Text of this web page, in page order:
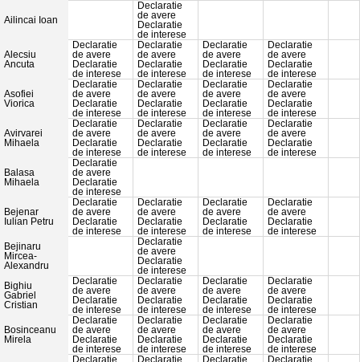
Ailincai Ioan
Declaratie
de avere
Declaratie
de interese
Alecsiu
Ancuta
Declaratie
de avere
Declaratie
de interese
Declaratie
de avere
Declaratie
de interese
Declaratie
de avere
Declaratie
de interese
Declaratie
de avere
Declaratie
de interese
Asofiei
Viorica
Declaratie
de avere
Declaratie
de interese
Declaratie
de avere
Declaratie
de interese
Declaratie
de avere
Declaratie
de interese
Declaratie
de avere
Declaratie
de interese
Avirvarei
Mihaela
Declaratie
de avere
Declaratie
de interese
Declaratie
de avere
Declaratie
de interese
Declaratie
de avere
Declaratie
de interese
Declaratie
de avere
Declaratie
de interese
Balasa
Mihaela
Declaratie
de avere
Declaratie
de interese
Bejenar
Iulian Petru
Declaratie
de avere
Declaratie
de interese
Declaratie
de avere
Declaratie
de interese
Declaratie
de avere
Declaratie
de interese
Declaratie
de avere
Declaratie
de interese
Bejinaru
Mircea-
Alexandru
Declaratie
de avere
Declaratie
de interese
Bighiu
Gabriel
Cristian
Declaratie
de avere
Declaratie
de interese
Declaratie
de avere
Declaratie
de interese
Declaratie
de avere
Declaratie
de interese
Declaratie
de avere
Declaratie
de interese
Bosinceanu
Mirela
Declaratie
de avere
Declaratie
de interese
Declaratie
de avere
Declaratie
de interese
Declaratie
de avere
Declaratie
de interese
Declaratie
de avere
Declaratie
de interese
Declaratie
Declaratie
Declaratie
Declaratie